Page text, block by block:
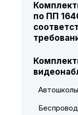
по ПП
Автошколы